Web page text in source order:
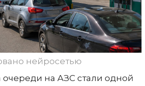
нейросетью
очереди на АЗС стали одной